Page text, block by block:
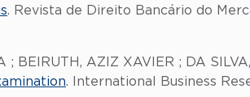
. Revista de Direito Bancário do
; BEIRUTH, AZIZ XAVIER ; DA
. International Business